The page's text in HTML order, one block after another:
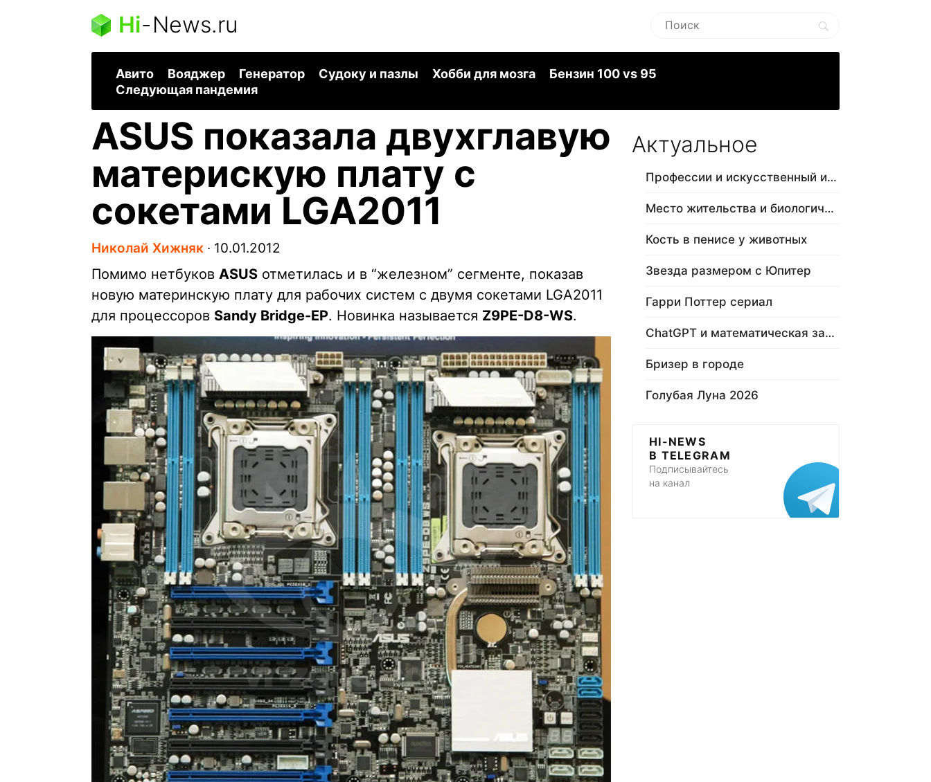
Hi-News.ru
Авито Вояджер Генератор Судоку и пазлы Хобби для мозга
Бензин 100 vs 95
Следующая пандемия
ASUS показала двухглавую
материскую плату с
сокетами LGA2011
Николай Хижняк ∙ 10.01.2012
Помимо нетбуков ASUS отметилась и в “железном” сегменте, показав
новую материнскую плату для рабочих систем с двумя сокетами LGA2011
для процессоров Sandy Bridge-EP. Новинка называется Z9PE-D8-WS.
Актуальное
Профессии и искусственный интеллект
Место жительства и биологический в…
Кость в пенисе у животных
Звезда размером с Юпитер
Гарри Поттер сериал
ChatGPT и математическая задача
Бризер в городе
Голубая Луна 2026
HI-NEWS
В TELEGRAM
Подписывайтесь
на канал